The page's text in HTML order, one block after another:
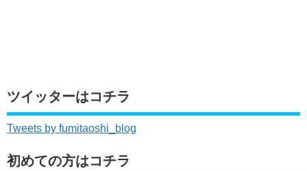
ツイッターはコチラ
Tweets by fumitaoshi_blog
初めての方はコチラ